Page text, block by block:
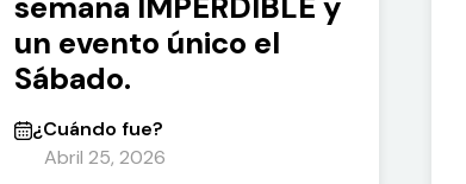
un evento único el
Sábado.
¿Cuándo fue?
Abril 25, 2026